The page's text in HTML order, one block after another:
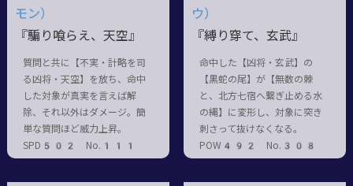
モン）
『騙り喰らえ、天空』
質問と共に【不実・計略を司
る凶将・天空】を放ち、命中
した対象が真実を言えば解
除、それ以外はダメージ。簡
単な質問ほど威力上昇。
SPD502 No.111
ウ）
『縛り穿て、玄武』
命中した【凶将・玄武】の
【黒蛇の尾】が【無数の棘
と、北方七宿へ繋ぎ止める水
の縄】に変形し、対象に突き
刺さって抜けなくなる。
POW492 No.308